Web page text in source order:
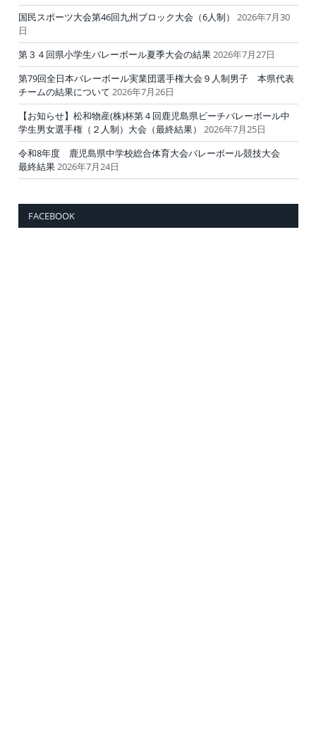
国民スポーツ大会第46回九州ブロック大会（6人制）
2026年7月30
日
第３４回県小学生バレーボール夏季大会の結果2026年7月27日
第79回全日本バレーボール実業団選手権大会９人制男子 本県代表
チームの結果について 2026年7月26日
【お知らせ】松和物産(株)杯第４回鹿児島県ビーチバレーボール中
学生男女選手権（２人制）大会（最終結果）
2026年7月25日
令和8年度 鹿児島県中学校総合体育大会バレーボール競技大会
最終結果2026年7月24日
FACEBOOK